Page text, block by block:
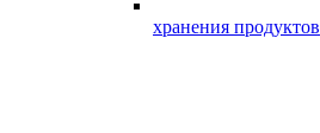
хранения продуктов